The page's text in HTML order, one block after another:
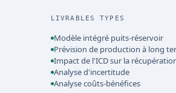
LIVRABLES TYPES
Modèle intégré puits-réservoir
Prévision de production à long
Impact de l'ICD sur la
Analyse d'incertitude
Analyse coûts-bénéfices